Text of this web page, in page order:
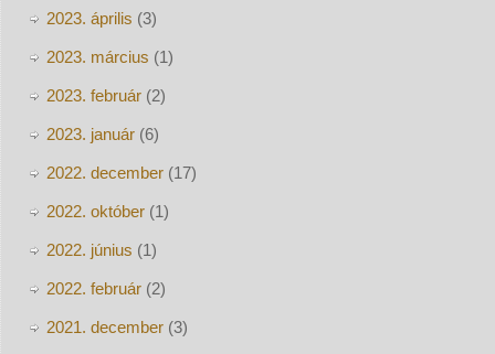
2023. április (3)
2023. március (1)
2023. február(2)
2023. január(6)
2022. december(17)
2022. október(1)
2022. június (1)
2022. február(2)
2021. december(3)